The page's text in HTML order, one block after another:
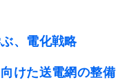
、電化戦略
けた送電網の整備